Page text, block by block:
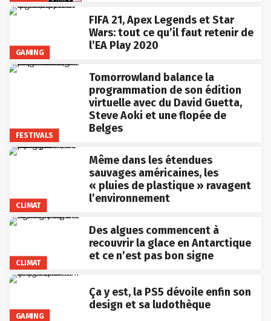
GAMING
FIFA 21, Apex Legends et Star
Wars: tout ce qu’il faut retenir de
l’EA Play 2020
FESTIVALS
Tomorrowland balance la
programmation de son édition
virtuelle avec du David Guetta,
Steve Aoki et une flopée de
Belges
CLIMAT
Même dans les étendues
sauvages américaines, les
« pluies de plastique » ravagent
l’environnement
CLIMAT
Des algues commencent à
recouvrir la glace en Antarctique
et ce n’est pas bon signe
GAMING
Ça y est, la PS5 dévoile enfin son
design et sa ludothèque